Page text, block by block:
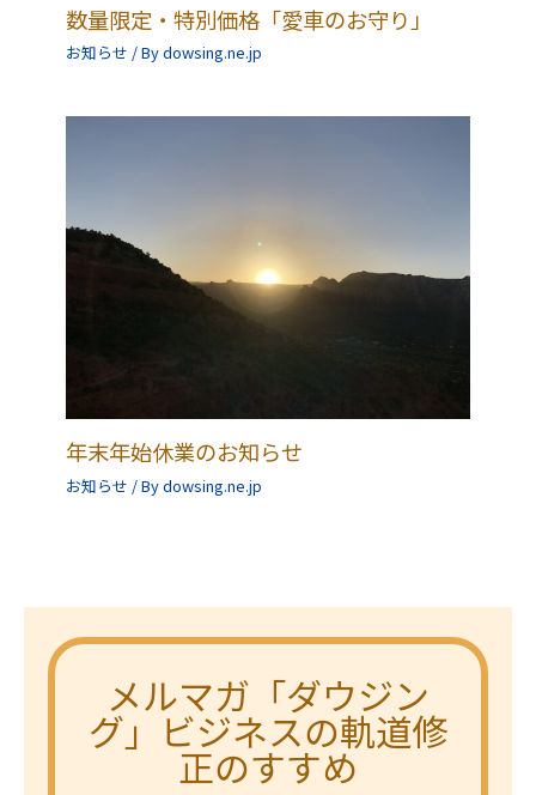
数量限定・特別価格「愛車のお守り」
お知らせ / Bydowsing.ne.jp
年末年始休業のお知らせ
お知らせ / Bydowsing.ne.jp
メルマガ「ダウジン
グ」ビジネスの軌道修
正のすすめ